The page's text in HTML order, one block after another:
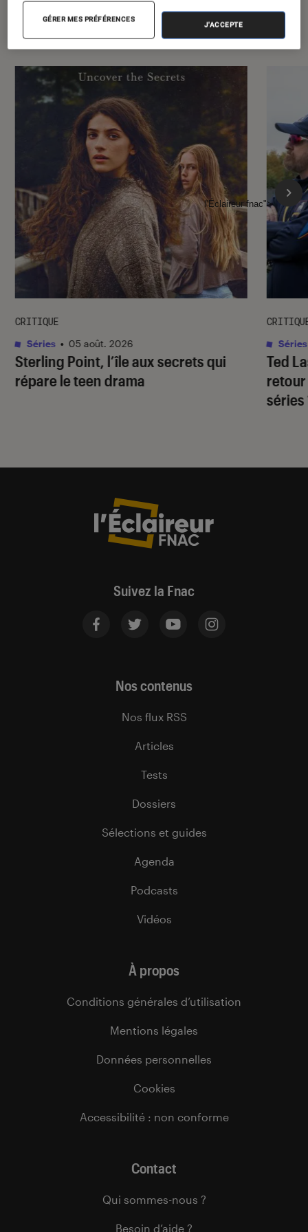
À la une de
l'Éclaireur FNAC
VOIR TOUT
Sterling Point, l’île aux secrets qui
répare le teen drama
CRITIQUE
Séries • 05 août. 2026
Ted
retour
séries
Séries
l'Éclaireur fnac">
Suivez la Fnac
Nos contenus
Nos flux RSS
Articles
Tests
Dossiers
Sélections et guides
Agenda
Podcasts
Vidéos
À propos
Conditions générales d’utilisation
Mentions légales
Données personnelles
Cookies
Accessibilité : non conforme
Contact
Qui sommes-nous ?
Besoin d’aide ?
GÉRER MES PRÉFÉRENCES
J'ACCEPTE